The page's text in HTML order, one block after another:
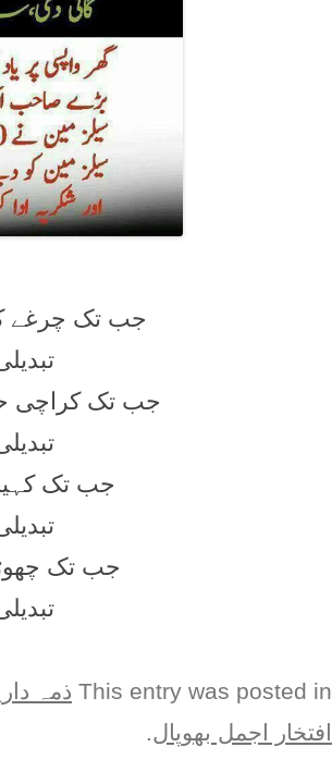
جب تک چرغے
جب تک کراچی
جب تک کہیں
جب تک
This entry was posted in ذمہ
افتخار اجمل بھوپال.